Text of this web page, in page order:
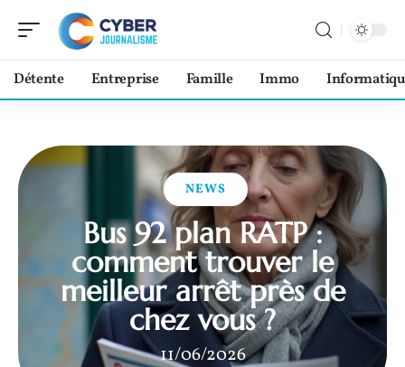
Détente Entreprise Famille Immo
NEWS
Bus 92 plan RATP :
comment trouver le
meilleur arrêt près de
chez vous ?
11/06/2026